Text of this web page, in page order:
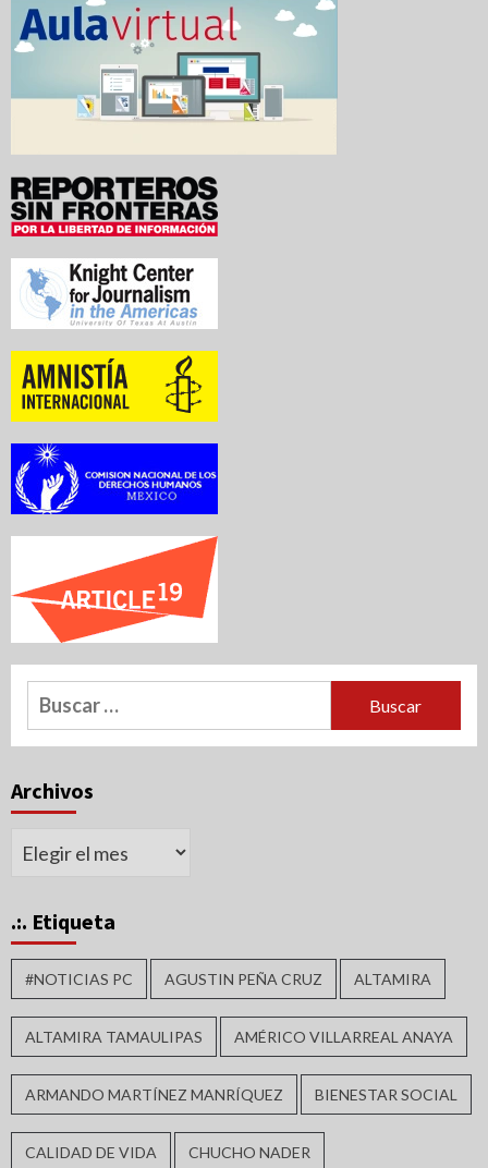
Buscar:
Archivos
Archivos
.:. Etiqueta
#NOTICIAS PC AGUSTIN PEÑA CRUZ ALTAMIRA
ALTAMIRA TAMAULIPAS AMÉRICO VILLARREAL ANAYA
ARMANDO MARTÍNEZ MANRÍQUEZ BIENESTAR SOCIAL
CALIDAD DE VIDA CHUCHO NADER